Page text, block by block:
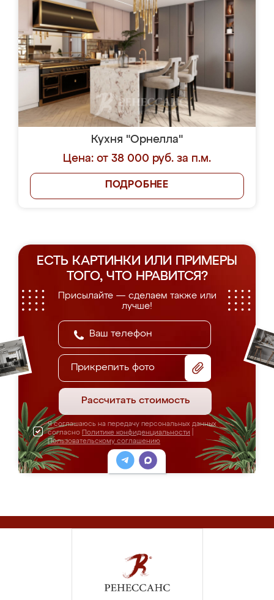
Кухня "Орнелла"
Цена: от 38 000 руб. за п.м.
ПОДРОБНЕЕ
ЕСТЬ КАРТИНКИ ИЛИ ПРИМЕРЫ
ТОГО, ЧТО НРАВИТСЯ?
Присылайте — сделаем также или
лучше!
Прикрепить фото
Рассчитать стоимость
Я соглашаюсь на передачу персональных данных
согласно Политике конфиденциальности
Пользовательскому соглашению